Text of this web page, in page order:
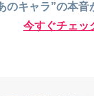
のキャラ”の本
今すぐチェッ